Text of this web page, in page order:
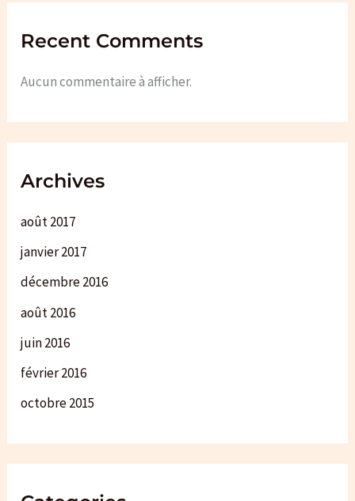
Recent Comments
Aucun commentaire à afficher.
Archives
août 2017
janvier 2017
décembre 2016
août 2016
juin 2016
février 2016
octobre 2015